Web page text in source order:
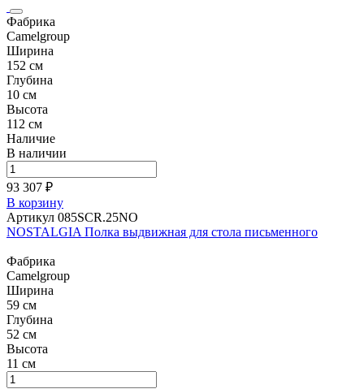
Фабрика
Camelgroup
Ширина
152 см
Глубина
10 см
Высота
112 см
Наличие
В наличии
93 307 ₽
В корзину
Артикул 085SCR.25NO
NOSTALGIA Полка выдвижная для стола письменного
Фабрика
Camelgroup
Ширина
59 см
Глубина
52 см
Высота
11 см